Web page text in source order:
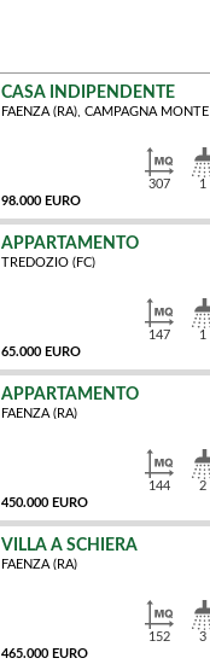
CASA INDIPENDENTE
FAENZA (RA), CAMPAGNA MONTE
98.000 EURO
307 1
APPARTAMENTO
TREDOZIO (FC)
65.000 EURO
147 1
APPARTAMENTO
FAENZA (RA)
450.000 EURO
144 2
VILLA A SCHIERA
FAENZA (RA)
465.000 EURO
152 3